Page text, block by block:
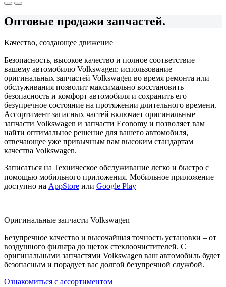
Оптовые продажи запчастей.
Качество, создающее движение
Безопасность, высокое качество и полное соответствие
вашему автомобилю Volkswagen: использование
оригинальных запчастей Volkswagen во время ремонта или
обслуживания позволит максимально восстановить
безопасность и комфорт автомобиля и сохранить его
безупречное состояние на протяжении длительного времени.
Ассортимент запасных частей включает оригинальные
запчасти Volkswagen и запчасти Economy и позволяет вам
найти оптимальное решение для вашего автомобиля,
отвечающее уже привычным вам высоким стандартам
качества Volkswagen.
Записаться на Техническое обслуживание легко и быстро с
помощью мобильного приложения. Мобильное приложение
доступно на AppStore или Google Play
Оригинальные запчасти Volkswagen
Безупречное качество и высочайшая точность установки – от
воздушного фильтра до щеток стеклоочистителей. С
оригинальными запчастями Volkswagen ваш автомобиль будет
безопасным и порадует вас долгой безупречной службой.
Ознакомиться с ассортиментом